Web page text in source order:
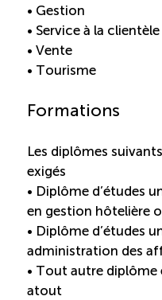
• Gestion
• Service à la clientèle
• Vente
• Tourisme
Formations
Les diplômes
exigés
• Diplôme d’études
en gestion hôtelière
• Diplôme d’études
administration des
• Tout autre diplôme
atout